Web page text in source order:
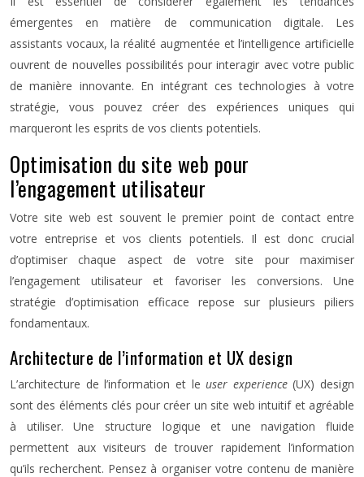
émergentes en matière de communication digitale. Les
assistants vocaux, la réalité augmentée et l’intelligence artificielle
ouvrent de nouvelles possibilités pour interagir avec votre public
de manière innovante. En intégrant ces technologies à votre
stratégie, vous pouvez créer des expériences uniques qui
marqueront les esprits de vos clients potentiels.
Optimisation du site web pour
l’engagement utilisateur
Votre site web est souvent le premier point de contact entre
votre entreprise et vos clients potentiels. Il est donc crucial
d’optimiser chaque aspect de votre site pour maximiser
l’engagement utilisateur et favoriser les conversions. Une
stratégie d’optimisation efficace repose sur plusieurs piliers
fondamentaux.
Architecture de l’information et UX design
L’architecture de l’information et leuser experience(UX) design
sont des éléments clés pour créer un site web intuitif et agréable
à utiliser. Une structure logique et une navigation fluide
permettent aux visiteurs de trouver rapidement l’information
qu’ils recherchent. Pensez à organiser votre contenu de manière